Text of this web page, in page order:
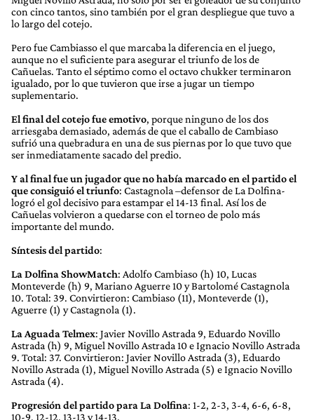
con cinco tantos, sino también por el gran despliegue que tuvo a
lo largo del cotejo.
Pero fue Cambiasso el que marcaba la diferencia en el juego,
aunque no el suficiente para asegurar el triunfo de los de
Cañuelas. Tanto el séptimo como el octavo chukker terminaron
igualado, por lo que tuvieron que irse a jugar un tiempo
suplementario.
El final del cotejo fue emotivo, porque ninguno de los dos
arriesgaba demasiado, además de que el caballo de Cambiaso
sufrió una quebradura en una de sus piernas por lo que tuvo que
ser inmediatamente sacado del predio.
Y al final fue un jugador que no había marcado en el partido el
que consiguió el triunfo: Castagnola –defensor de La Dolfina-
logró el gol decisivo para estampar el 14-13 final. Así los de
Cañuelas volvieron a quedarse con el torneo de polo más
importante del mundo.
Síntesis del partido:
La Dolfina ShowMatch: Adolfo Cambiaso (h) 10, Lucas
Monteverde (h) 9, Mariano Aguerre 10 y Bartolomé Castagnola
10. Total: 39. Convirtieron: Cambiaso (11), Monteverde (1),
Aguerre (1) y Castagnola (1).
La Aguada Telmex: Javier Novillo Astrada 9, Eduardo Novillo
Astrada (h) 9, Miguel Novillo Astrada 10 e Ignacio Novillo Astrada
9. Total: 37. Convirtieron: Javier Novillo Astrada (3), Eduardo
Novillo Astrada (1), Miguel Novillo Astrada (5) e Ignacio Novillo
Astrada (4).
Progresión del partido para La Dolfina: 1-2, 2-3, 3-4, 6-6, 6-8,
10-9, 12-12, 13-13 y 14-13.